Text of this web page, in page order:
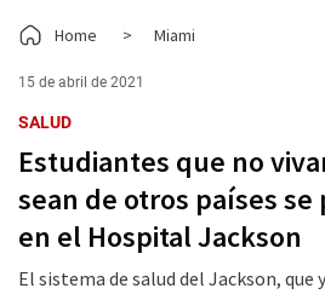
Home > Miami
15 de abril de 2021
SALUD
Estudiantes que no
sean de otros países
en el Hospital Jackson
El sistema de salud del Jackson, que